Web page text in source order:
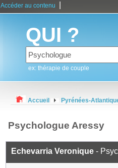
Accéder au contenu
QUI ?
ex: thérapie de couple
Accueil Pyrénées-
Psychologue Aressy
Echevarria Veronique -